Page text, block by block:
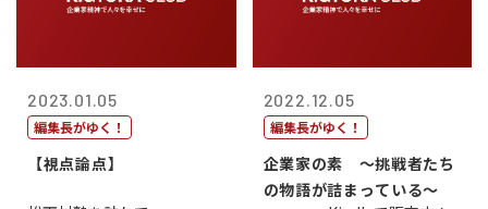
2023.01.05
編集長がゆく！
【視点論点】
2022.12.05
編集長がゆく！
企業家の素 〜挑戦者たち
の物語が詰まっている〜